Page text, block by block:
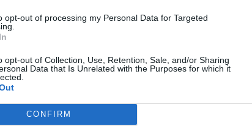
opt-out of processing my Personal Data for Targeted
opt-out of Collection, Use, Retention, Sale, and/or Sharing
Data that Is Unrelated with the Purposes for which it
CONFIRM